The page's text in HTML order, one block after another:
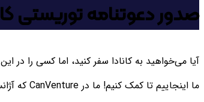
صدور دعوتنامه توریستی
آیا می‌خواهید به کانادا سفر کنید، اما کسی را در
ما اینجاییم تا کمک کنیم! ما در CanVenture که آژانس مسافرتی ثبت شده در کانادا است، به صدور دعوتنامه‌های توریستی کانادا برای افرادی که به تنهایی قادر به تهیه آن نیستند، می‌پردازیم.